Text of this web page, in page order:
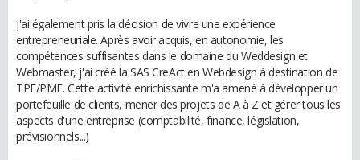
j'ai également pris la décision de vivre une expérience
entrepreneuriale. Après avoir acquis, en autonomie, les
compétences suffisantes dans le domaine du Weddesign et
Webmaster, j'ai créé la SAS CreAct en Webdesign à destination de
TPE/PME. Cette activité enrichissante m'a amené à développer un
portefeuille de clients, mener des projets de A à Z et gérer tous les
aspects d'une entreprise (comptabilité, finance, législation,
prévisionnels...)